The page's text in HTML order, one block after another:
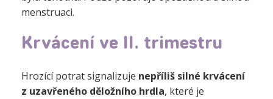
menstruaci.
Krvácení ve II. trimestru
Hrozící potrat signalizuje nepříliš silné krvácení
z uzavřeného děložního hrdla, které je